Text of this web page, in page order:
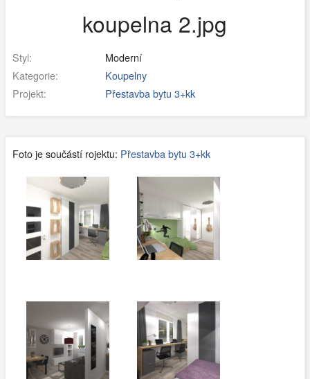
koupelna 2.jpg
Styl:
Moderní
Kategorie:
Koupelny
Projekt:
Přestavba bytu 3+kk
Foto je součástí rojektu: Přestavba bytu 3+kk